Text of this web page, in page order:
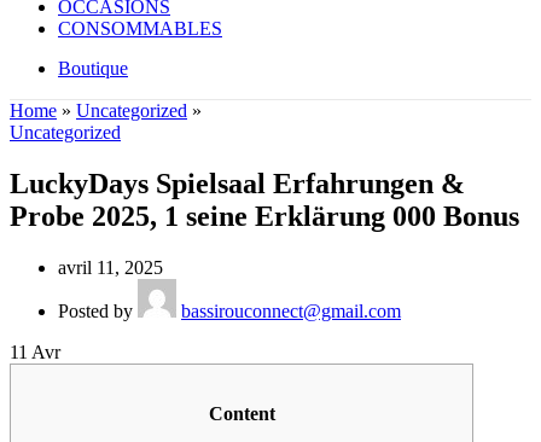
OCCASIONS
CONSOMMABLES
Boutique
Home » Uncategorized »
Uncategorized
LuckyDays Spielsaal Erfahrungen &
Probe 2025, 1 seine Erklärung 000 Bonus
avril 11, 2025
Posted by
bassirouconnect@gmail.com
11 Avr
Content